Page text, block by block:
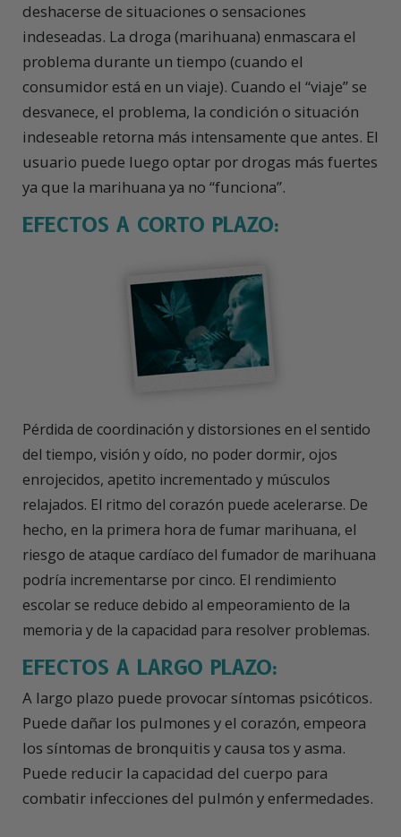
deshacerse de situaciones o sensaciones
indeseadas. La droga (marihuana) enmascara el
problema durante un tiempo (cuando el
consumidor está en un viaje). Cuando el “viaje” se
desvanece, el problema, la condición o situación
indeseable retorna más intensamente que antes. El
usuario puede luego optar por drogas más fuertes
ya que la marihuana ya no “funciona”.
EFECTOS A CORTO PLAZO:
Pérdida de coordinación y distorsiones en el sentido
del tiempo, visión y oído, no poder dormir, ojos
enrojecidos, apetito incrementado y músculos
relajados. El ritmo del corazón puede acelerarse. De
hecho, en la primera hora de fumar marihuana, el
riesgo de ataque cardíaco del fumador de marihuana
podría incrementarse por cinco. El rendimiento
escolar se reduce debido al empeoramiento de la
memoria y de la capacidad para resolver problemas.
EFECTOS A LARGO PLAZO:
A largo plazo puede provocar síntomas psicóticos.
Puede dañar los pulmones y el corazón, empeora
los síntomas de bronquitis y causa tos y asma.
Puede reducir la capacidad del cuerpo para
combatir infecciones del pulmón y enfermedades.